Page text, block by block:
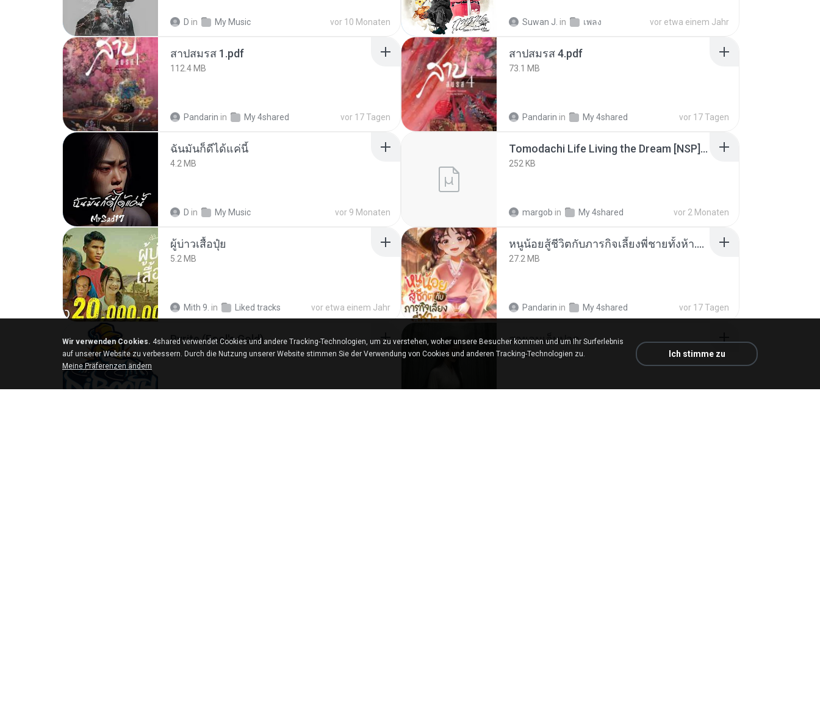
D in My Music vor 10 Monaten Suwan J. in เพลง vor etwa einem Jahr
สาปสมรส 1.pdf
112.4 MB
Pandarin in My 4shared vor 17 Tagen
สาปสมรส 4.pdf
73.1 MB
Pandarin in My 4shared vor 17 Tagen
ฉันมันก็ดีได้แค่นี้
4.2 MB
D in My Music vor 9 Monaten
Tomodachi Life Living the Dream [NSP].torrent
252 KB
margob in My 4shared vor 2 Monaten
ผู้บ่าวเสื้อปุ๋ย
5.2 MB
Mith 9. in Liked tracks vor etwa einem Jahr
หนูน้อยสู้ชีวิตกับภารกิจเลี้ยงพี่ชายทั้งห้า.pdf
27.2 MB
Pandarin in My 4shared vor 17 Tagen
Pyrite (Fool's Gold)
3.4 MB
สายลมเจ็บปวด
4.0 MB
Wir verwenden Cookies. 4shared verwendet Cookies und andere Tracking-Technologien, um zu verstehen, woher unsere Besucher kommen und um Ihr Surferlebnis
auf unserer Website zu verbessern. Durch die Nutzung unserer Website stimmen Sie der Verwendung von Cookies und anderen Tracking-Technologien zu.
Meine Präferenzen ändern
Ich stimme zu